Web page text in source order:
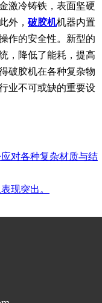
激冷铸铁，表面坚硬
外， 破胶机机器内置
作的安全性。新型的
，降低了能耗，提高
破胶机在各种复杂物
业不可或缺的重要设
对各种复杂材质与结
现突出。